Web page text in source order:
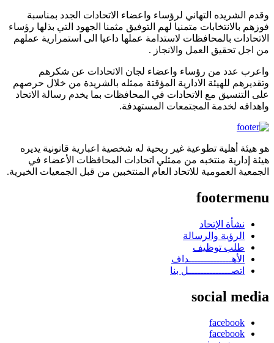
وقدم الشريده التهاني لرؤساء واعضاء الاتحادات الجدد بمناسبة
فوزهم بالانتخابات متمنيا لهم التوفيق مثمنا الجهود التي بذلها رؤساء
الاتحادات بالمحافظات لاستدامة عملها داعيا الى استمرارية عملهم
من اجل تحقيق العمل والانجاز .
واعرب عدد من رؤساء واعضاء لجان الاتحادات عن شكرهم
وتقديرهم للهيئة الادارية المؤقتة ممثله بالشريدة من خلال حرصهم
على التنسيق مع الاتحادات في المحافظات بما يخدم رسالة الاتحاد
واهدافه لخدمة المجتمعات المستهدفة.
هو هيئة أهلية تطوعية غير ربحية له شخصية اعبارية قانونية يديره
هيئة إدارية منتخبه من ممثلي اتحادات المحافظات الأعضاء في
الجمعية العمومية للاتحاد العام المنتخبين من قبل الجمعيات الخيرية.
footermenu
نشأة الإتحاد
الرؤية والرسالة
طلب توظيف
الأهــــــــــــــداف
اتصــــــــــــــل بنا
social media
facebook
facebook